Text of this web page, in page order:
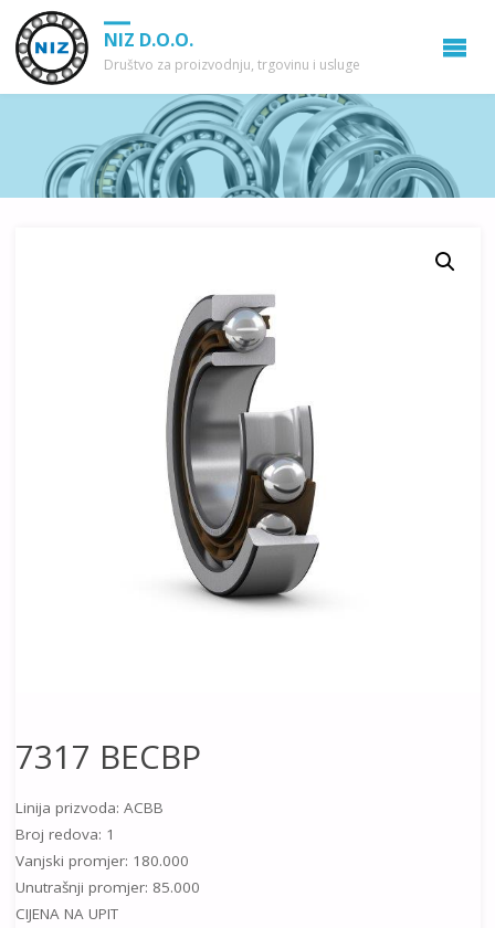
NIZ D.O.O.
Društvo za proizvodnju, trgovinu i usluge
7317 BECBP
Linija prizvoda: ACBB
Broj redova: 1
Vanjski promjer: 180.000
Unutrašnji promjer: 85.000
CIJENA NA UPIT